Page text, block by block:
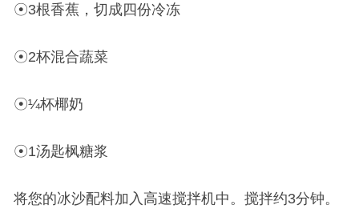
☉3根香蕉，切成四份冷冻
☉2杯混合蔬菜
☉¼杯椰奶
☉1汤匙枫糖浆
将您的冰沙配料加入高速搅拌机中。搅拌约3分钟。